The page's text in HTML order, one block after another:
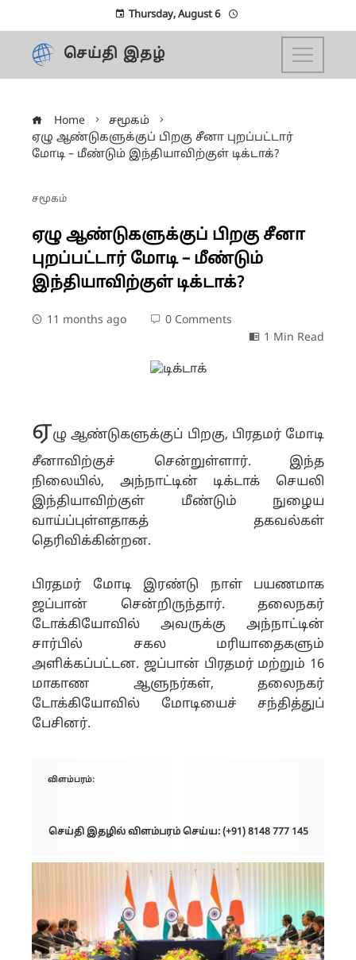
Thursday, August 6
செய்தி இதழ்
Home
சமூகம்
ஏழு ஆண்டுகளுக்குப் பிறகு சீனா புறப்பட்டார்
மோடி – மீண்டும் இந்தியாவிற்குள் டிக்டாக்?
சமூகம்
ஏழு ஆண்டுகளுக்குப் பிறகு சீனா
புறப்பட்டார் மோடி – மீண்டும்
இந்தியாவிற்குள் டிக்டாக்?
11 months ago
0 Comments
1 Min Read
ஏழு ஆண்டுகளுக்குப் பிறகு, பிரதமர் மோடி
சீனாவிற்குச் சென்றுள்ளார். இந்த
நிலையில், அந்நாட்டின் டிக்டாக் செயலி
இந்தியாவிற்குள் மீண்டும் நுழைய
வாய்ப்புள்ளதாகத் தகவல்கள்
தெரிவிக்கின்றன.
பிரதமர் மோடி இரண்டு நாள் பயணமாக
ஜப்பான் சென்றிருந்தார். தலைநகர்
டோக்கியோவில் அவருக்கு அந்நாட்டின்
சார்பில் சகல மரியாதைகளும்
அளிக்கப்பட்டன. ஜப்பான் பிரதமர் மற்றும் 16
மாகாண ஆளுநர்கள், தலைநகர்
டோக்கியோவில் மோடியைச் சந்தித்துப்
பேசினர்.
விளம்பரம்:
செய்தி இதழில் விளம்பரம் செய்ய: (+91) 8148 777 145